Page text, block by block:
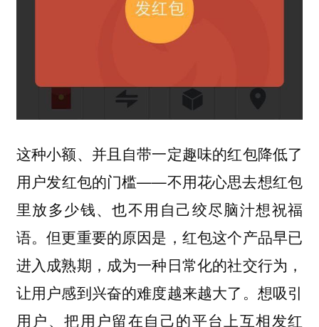
这种小额、并且自带一定趣味的红包降低了
用户发红包的门槛——不用花心思去想红包
里放多少钱、也不用自己绞尽脑汁想祝福
语。但更重要的原因是，红包这个产品早已
进入成熟期，成为一种日常化的社交行为，
让用户感到兴奋的难度越来越大了。想吸引
用户、把用户留在自己的平台上互相发红